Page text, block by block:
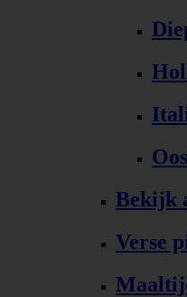
Bekijk
Verse